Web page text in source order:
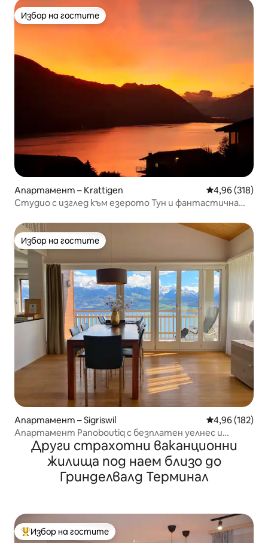
Избор на гостите
Избор на гостите
Апартамент – Krattigen Средна
4,96 (318)
Студио с изглед към езерото Тун и фантастична
Избор на гостите
Избор на гостите
Апартамент – Sigriswil Средна
4,96 (182)
Апартамент Panoboutiq с безплатен уелнес и
изгледДруги страхотни ваканционни
жилища под наем близо до
Гринделвалд Терминал
Най-популярен избор на гостите
Избор на гостите